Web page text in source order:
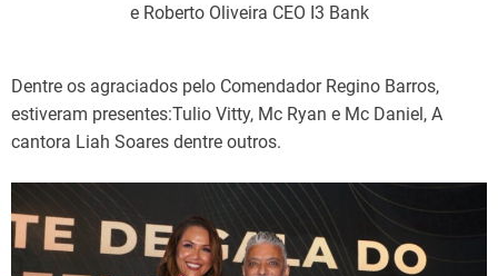
e Roberto Oliveira CEO I3 Bank
Dentre os agraciados pelo Comendador Regino Barros,
estiveram presentes:Tulio Vitty, Mc Ryan e Mc Daniel, A
cantora Liah Soares dentre outros.